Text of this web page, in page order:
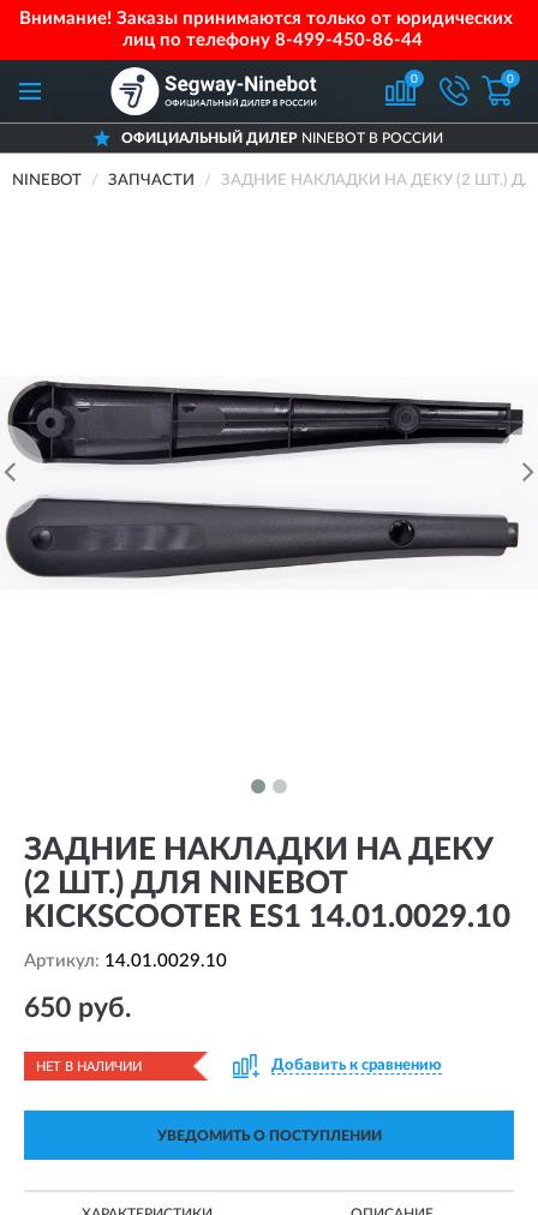
Внимание! Заказы принимаются только от юридических
лиц по телефону 8-499-450-86-44
0 0
ОФИЦИАЛЬНЫЙ ДИЛЕРNINEBOT В РОССИИ
NINEBOT ЗАПЧАСТИ ЗАДНИЕ НАКЛАДКИ НА ДЕКУ (2 ШТ.) ДЛЯ
ЗАДНИЕ НАКЛАДКИ НА ДЕКУ
(2 ШТ.) ДЛЯ NINEBOT
KICKSCOOTER ES1 14.01.0029.10
Артикул: 14.01.0029.10
650 руб.
НЕТ В НАЛИЧИИ Добавить к сравнению
УВЕДОМИТЬ О ПОСТУПЛЕНИИ